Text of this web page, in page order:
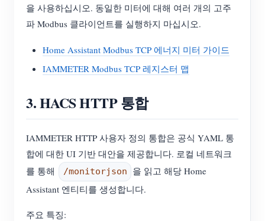
을 사용하십시오. 동일한 미터에 대해 여러 개의 고주
파 Modbus 클라이언트를 실행하지 마십시오.
Home Assistant Modbus TCP 에너지 미터 가이드
IAMMETER Modbus TCP 레지스터 맵
3. HACS HTTP 통합
IAMMETER HTTP 사용자 정의 통합은 공식 YAML 통
합에 대한 UI 기반 대안을 제공합니다. 로컬 네트워크
를 통해
/monitorjson
을 읽고 해당 Home
Assistant 엔티티를 생성합니다.
주요 특징: